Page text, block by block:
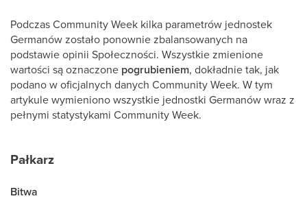
Podczas Community Week kilka parametrów jednostek
Germanów zostało ponownie zbalansowanych na
podstawie opinii Społeczności. Wszystkie zmienione
wartości są oznaczone pogrubieniem, dokładnie tak, jak
podano w oficjalnych danych Community Week. W tym
artykule wymieniono wszystkie jednostki Germanów wraz z
pełnymi statystykami Community Week.
Pałkarz
Bitwa